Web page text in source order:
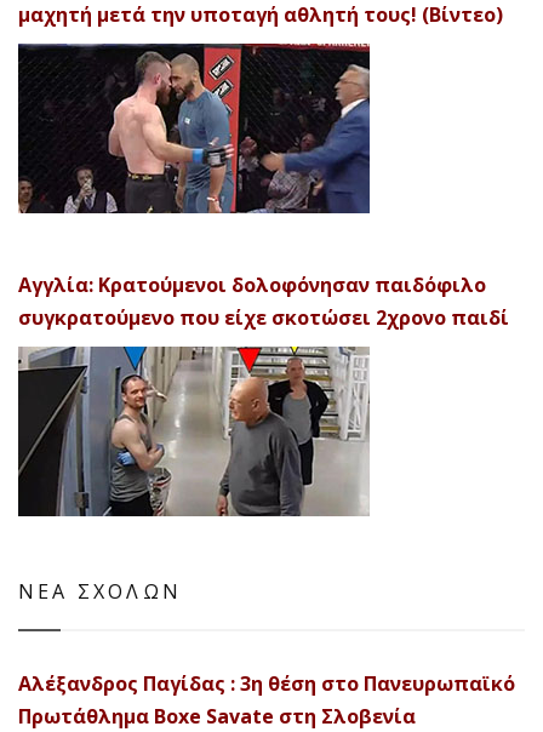
μαχητή μετά την υποταγή αθλητή τους! (Βίντεο)
Αγγλία: Κρατούμενοι δολοφόνησαν παιδόφιλο
συγκρατούμενο που είχε σκοτώσει 2χρονο παιδί
ΝΕΑ ΣΧΟΛΩΝ
Αλέξανδρος Παγίδας : 3η θέση στο Πανευρωπαϊκό
Πρωτάθλημα Boxe Savate στη Σλοβενία